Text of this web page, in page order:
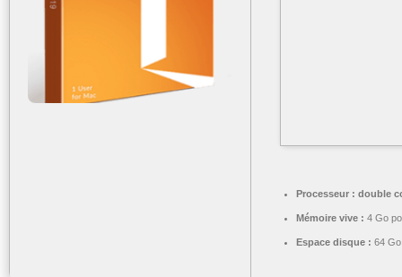
Processeur : double
Mémoire vive : 4 Go
Espace disque : 64